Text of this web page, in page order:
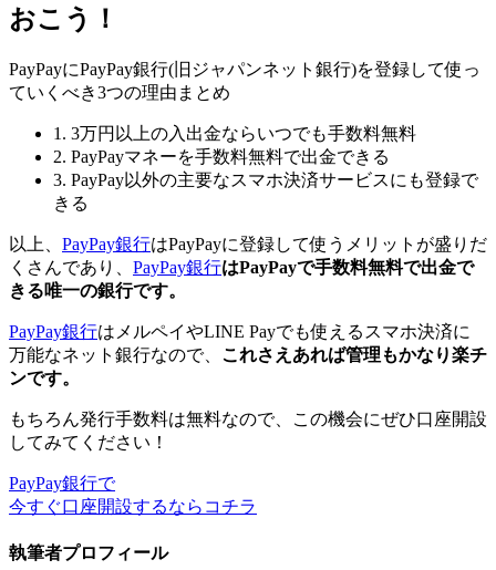
おこう！
PayPayにPayPay銀行(旧ジャパンネット銀行)を登録して使っ
ていくべき3つの理由まとめ
1. 3万円以上の入出金ならいつでも手数料無料
2. PayPayマネーを手数料無料で出金できる
3. PayPay以外の主要なスマホ決済サービスにも登録で
きる
以上、 PayPay銀行はPayPayに登録して使うメリットが盛りだ
くさんであり、 PayPay銀行はPayPayで手数料無料で出金で
きる唯一の銀行です。
PayPay銀行はメルペイやLINE Payでも使えるスマホ決済に
万能なネット銀行なので、 これさえあれば管理もかなり楽チ
ンです。
もちろん発行手数料は無料なので、この機会にぜひ口座開設
してみてください！
PayPay銀行で
今すぐ口座開設するならコチラ
執筆者プロフィール